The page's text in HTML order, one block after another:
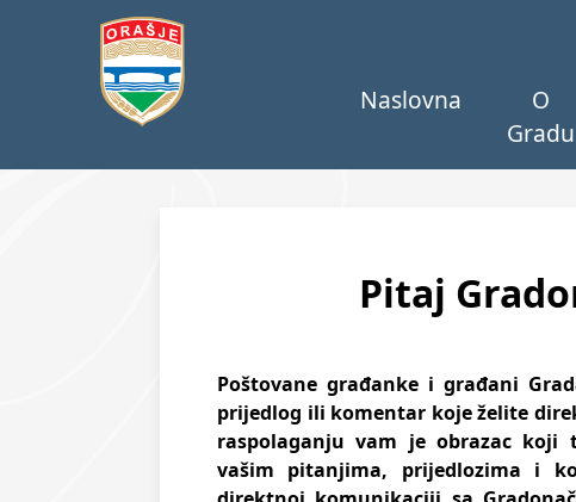
Naslovna
O
Gradu
Pitaj
Poštovane građanke i građani
prijedlog ili komentar koje želite
raspolaganju vam je obrazac koji
vašim pitanjima, prijedlozima i